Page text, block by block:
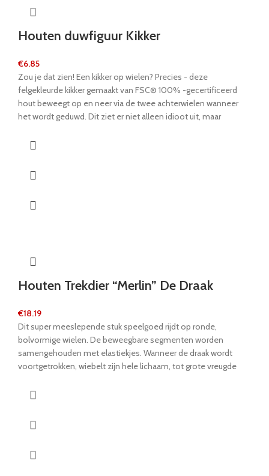
Houten duwfiguur Kikker
€6.85
Zou je dat zien! Een kikker op wielen? Precies - deze
felgekleurde kikker gemaakt van FSC® 100% -gecertificeerd
hout beweegt op en neer via de twee achterwielen wanneer
het wordt geduwd. Dit ziet er niet alleen idioot uit, maar
ontwikkeling van de motoriek van kinderen wanneer ze kruipen.
Houten Trekdier “Merlin” De Draak
€18.19
Dit super meeslepende stuk speelgoed rijdt op ronde,
bolvormige wielen. De beweegbare segmenten worden
samengehouden met elastiekjes. Wanneer de draak wordt
voortgetrokken, wiebelt zijn hele lichaam, tot grote vreugde